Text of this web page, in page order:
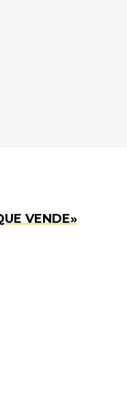
VENDE»